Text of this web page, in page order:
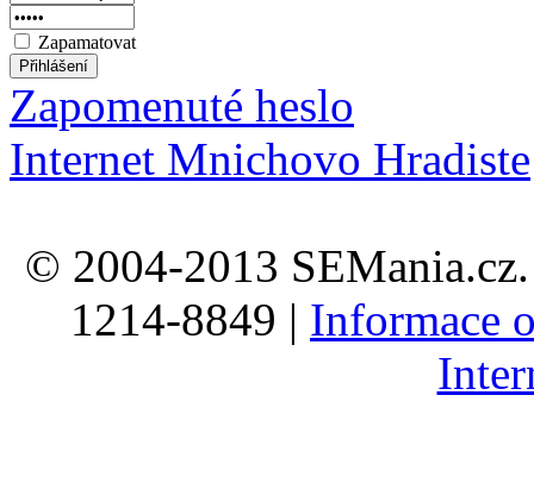
Zapamatovat
Zapomenuté heslo
Internet Mnichovo Hradiste
© 2004-2013
1214-8849 | Informace